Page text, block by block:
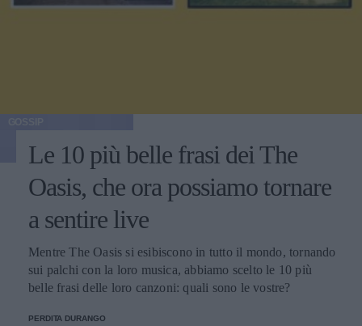
Le 10 più belle frasi dei The
Oasis, che ora possiamo tornare
a sentire live
Mentre The Oasis si esibiscono in tutto il mondo, tornando
sui palchi con la loro musica, abbiamo scelto le 10 più
belle frasi delle loro canzoni: quali sono le vostre?
PERDITA DURANGO